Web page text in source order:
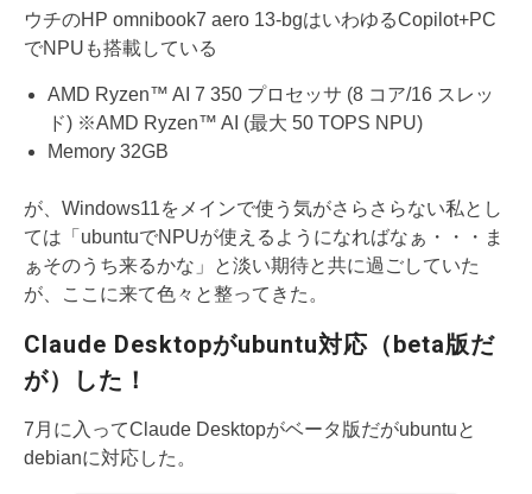
ウチのHP omnibook7 aero 13-bgはいわゆるCopilot+PC
でNPUも搭載している
AMD Ryzen™ AI 7 350 プロセッサ (8 コア/16 スレッ
ド) ※AMD Ryzen™ AI (最大 50 TOPS NPU)
Memory 32GB
が、Windows11をメインで使う気がさらさらない私とし
ては「ubuntuでNPUが使えるようになればなぁ・・・ま
ぁそのうち来るかな」と淡い期待と共に過ごしていた
が、ここに来て色々と整ってきた。
Claude Desktopがubuntu対応（beta版だ
が）した！
7月に入ってClaude Desktopがベータ版だがubuntuと
debianに対応した。